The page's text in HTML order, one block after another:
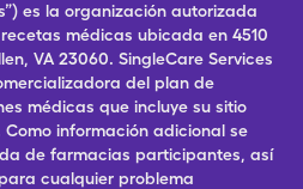
es la organización autorizada
médicas ubicada en 4510
VA 23060. SingleCare Services
del plan de
médicas que incluye su sitio
información adicional se
de farmacias participantes, así
cualquier problema